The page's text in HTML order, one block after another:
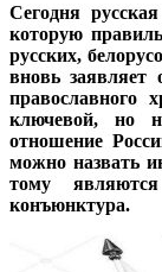
Сегодня
которую
русских,
вновь заявляет
православного
ключевой, но
отношение
можно назвать
тому
конъюнктура.